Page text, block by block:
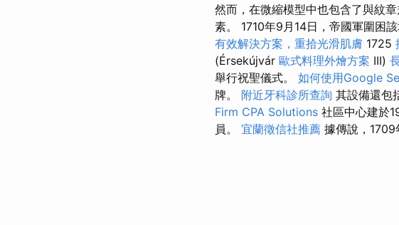
然而，在微縮模型中也包含了與紋
素。 1710年9月14日，帝國軍圍困
有效解決方案，重拾光滑肌膚 1725
(Érsekújvár 歐式料理外燴方案 III)
舉行祝聖儀式。 如何使用Google
牌。 附近牙科診所查詢 其設備還包
Firm CPA Solutions 社區中心建於
員。 宜蘭徵信社推薦 據傳說，1709